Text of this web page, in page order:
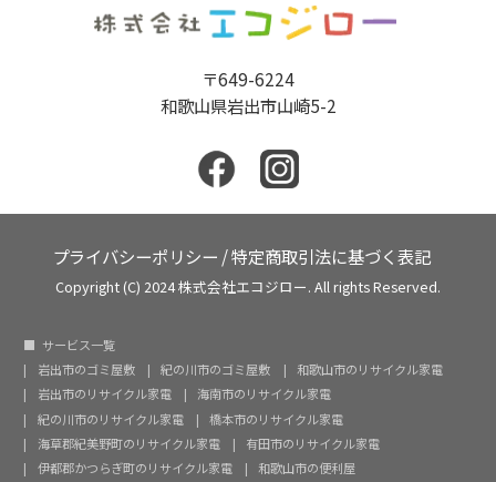
〒649-6224
和歌山県岩出市山崎5-2
プライバシーポリシー /特定商取引法に基づく表記
Copyright (C) 2024 株式会社エコジロー. All rights Reserved.
サービス一覧
岩出市のゴミ屋敷
紀の川市のゴミ屋敷
和歌山市のリサイクル家電
岩出市のリサイクル家電
海南市のリサイクル家電
紀の川市のリサイクル家電
橋本市のリサイクル家電
海草郡紀美野町のリサイクル家電
有田市のリサイクル家電
伊都郡かつらぎ町のリサイクル家電
和歌山市の便利屋